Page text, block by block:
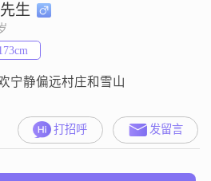
是汉语言文学 研究生方向是现
文学。月收入is not true Because
still a student某鹅ハチ、二、よ
ロク、二、
生
宁静偏远村庄和雪山
打招呼 发留言